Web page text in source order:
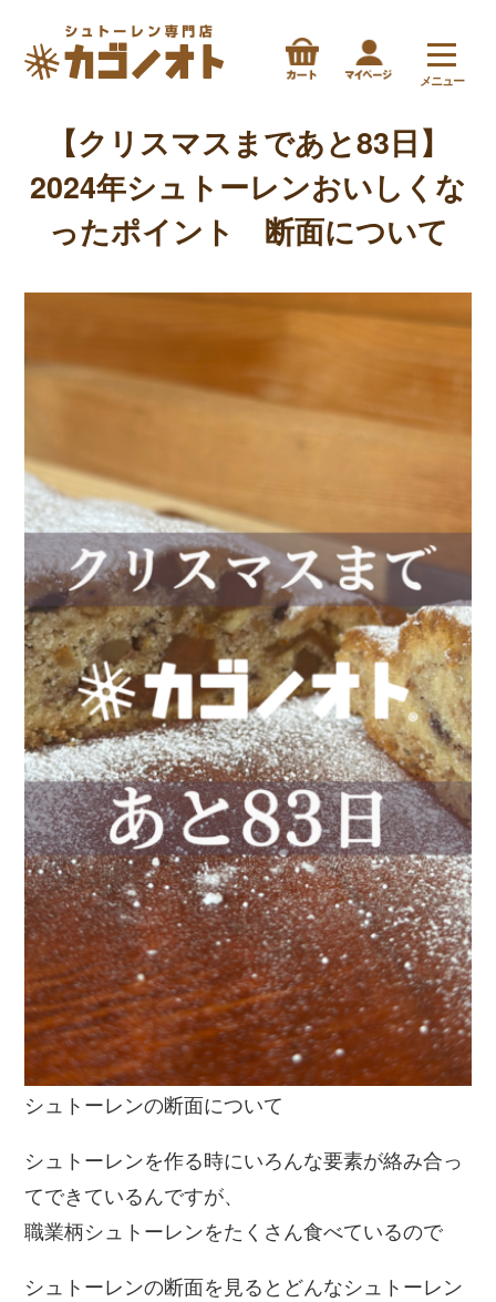
メニュー
【クリスマスまであと83日】
2024年シュトーレンおいしくな
ったポイント 断面について
シュトーレンの断面について
シュトーレンを作る時にいろんな要素が絡み合っ
てできているんですが、
職業柄シュトーレンをたくさん食べているので
シュトーレンの断面を見るとどんなシュトーレン